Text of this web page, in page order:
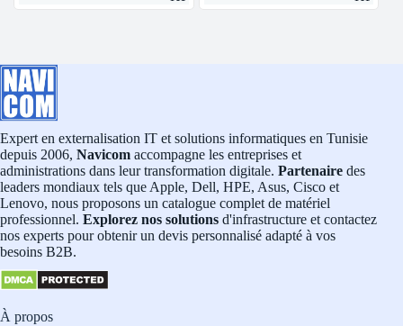
Expert en externalisation IT et solutions informatiques en Tunisie
depuis 2006, Navicom accompagne les entreprises et
administrations dans leur transformation digitale. Partenaire des
leaders mondiaux tels que Apple, Dell, HPE, Asus, Cisco et
Lenovo, nous proposons un catalogue complet de matériel
professionnel. Explorez nos solutions d'infrastructure et contactez
nos experts pour obtenir un devis personnalisé adapté à vos
besoins B2B.
À propos